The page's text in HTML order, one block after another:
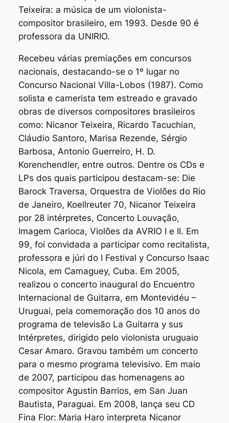
Teixeira: a música de um violonista-
compositor brasileiro, em 1993. Desde 90 é
professora da UNIRIO.
Recebeu várias premiações em concursos
nacionais, destacando-se o 1º lugar no
Concurso Nacional Villa-Lobos (1987). Como
solista e camerista tem estreado e gravado
obras de diversos compositores brasileiros
como: Nicanor Teixeira, Ricardo Tacuchian,
Cláudio Santoro, Marisa Rezende, Sérgio
Barbosa, Antonio Guerreiro, H. D.
Korenchendler, entre outros. Dentre os CDs e
LPs dos quais participou destacam-se: Die
Barock Traversa, Orquestra de Violões do Rio
de Janeiro, Koellreuter 70, Nicanor Teixeira
por 28 intérpretes, Concerto Louvação,
Imagem Carioca, Violões da AVRIO I e II. Em
99, foi convidada a participar como recitalista,
professora e júri do I Festival y Concurso Isaac
Nicola, em Camaguey, Cuba. Em 2005,
realizou o concerto inaugural do Encuentro
Internacional de Guitarra, em Montevidéu –
Uruguai, pela comemoração dos 10 anos do
programa de televisão La Guitarra y sus
Intérpretes, dirigido pelo violonista uruguaio
Cesar Amaro. Gravou também um concerto
para o mesmo programa televisivo. Em maio
de 2007, participou das homenagens ao
compositor Agustin Barrios, em San Juan
Bautista, Paraguai. Em 2008, lança seu CD
Fina Flor: Maria Haro interpreta Nicanor